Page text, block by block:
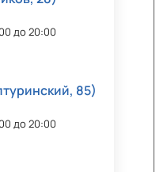
до 20:00
85)
до 20:00